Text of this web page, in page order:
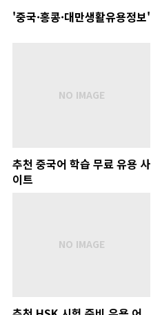
'중국·홍콩·대만생활유용정보'
추천 중국어 학습 무료 유용 사
이트